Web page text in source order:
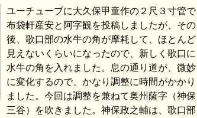
ユーチューブに大久保甲童作の２尺３寸管で
布袋軒産安と阿字観を投稿しましたが、その
後、歌口部の水牛の角が摩耗して、ほとんど
見えないくらいになったので、新しく歌口に
水牛の角を入れました。息の通り道が、微妙
に変化するので、かなり調整に時間がかかり
ました。今回は調整を兼ねて奥州薩字（神保
三谷）を吹きました。神保政之輔は、歌口部